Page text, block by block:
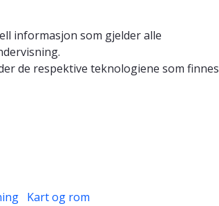
informasjon som gjelder alle
de respektive teknologiene som finnes
Kart og rom